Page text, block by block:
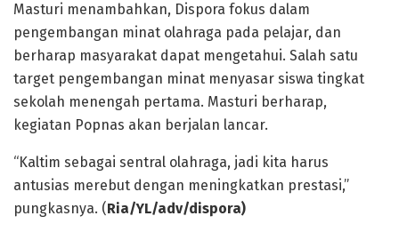
Masturi menambahkan, Dispora fokus dalam
pengembangan minat olahraga pada pelajar, dan
berharap masyarakat dapat mengetahui. Salah satu
target pengembangan minat menyasar siswa tingkat
sekolah menengah pertama. Masturi berharap,
kegiatan Popnas akan berjalan lancar.
“Kaltim sebagai sentral olahraga, jadi kita harus
antusias merebut dengan meningkatkan prestasi,”
pungkasnya. (Ria/YL/adv/dispora)